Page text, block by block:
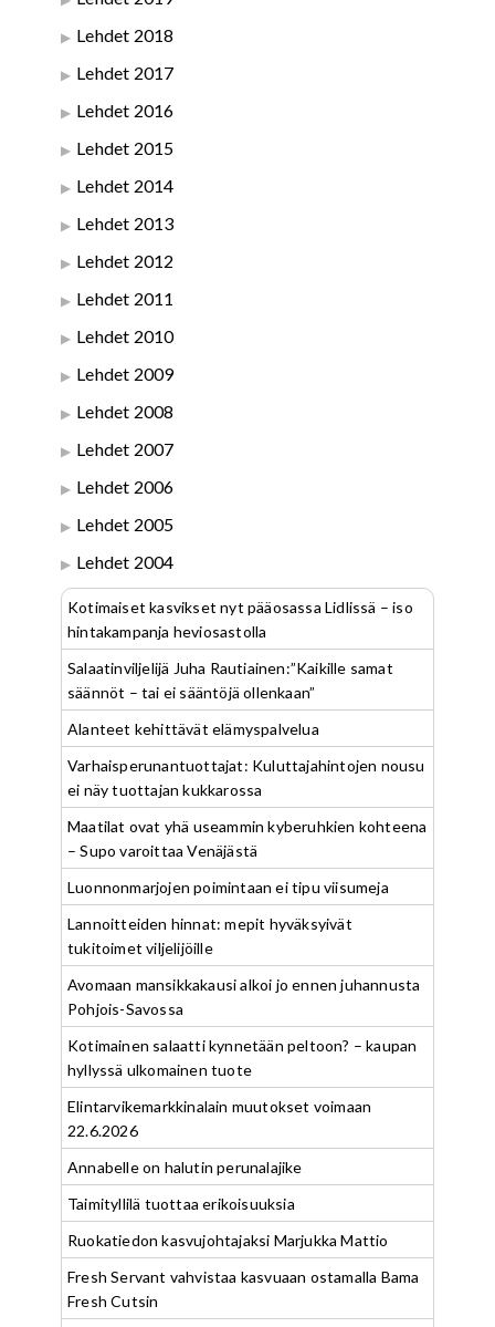
Lehdet 2018
Lehdet 2017
Lehdet 2016
Lehdet 2015
Lehdet 2014
Lehdet 2013
Lehdet 2012
Lehdet 2011
Lehdet 2010
Lehdet 2009
Lehdet 2008
Lehdet 2007
Lehdet 2006
Lehdet 2005
Lehdet 2004
Kotimaiset kasvikset nyt pääosassa Lidlissä – iso
hintakampanja heviosastolla
Salaatinviljelijä Juha Rautiainen:”Kaikille samat
säännöt – tai ei sääntöjä ollenkaan”
Alanteet kehittävät elämyspalvelua
Varhaisperunantuottajat: Kuluttajahintojen nousu
ei näy tuottajan kukkarossa
Maatilat ovat yhä useammin kyberuhkien kohteena
– Supo varoittaa Venäjästä
Luonnonmarjojen poimintaan ei tipu viisumeja
Lannoitteiden hinnat: mepit hyväksyivät
tukitoimet viljelijöille
Avomaan mansikkakausi alkoi jo ennen juhannusta
Pohjois-Savossa
Kotimainen salaatti kynnetään peltoon? – kaupan
hyllyssä ulkomainen tuote
Elintarvikemarkkinalain muutokset voimaan
22.6.2026
Annabelle on halutin perunalajike
Taimityllilä tuottaa erikoisuuksia
Ruokatiedon kasvujohtajaksi Marjukka Mattio
Fresh Servant vahvistaa kasvuaan ostamalla Bama
Fresh Cutsin